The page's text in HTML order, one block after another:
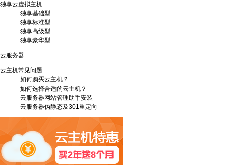
独享云虚拟主机
独享基础型
独享标准型
独享高级型
独享豪华型
云服务器
云主机常见问题
如何购买云主机？
如何选择合适的云主机？
云服务器网站管理助手安装
云服务器伪静态及301重定向